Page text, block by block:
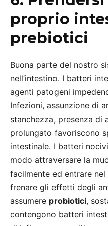
proprio
prebiotici
Buona parte del nostro
nell’intestino. I batteri
agenti patogeni
Infezioni, assunzione di
stanchezza, presenza di
prolungato favoriscono
intestinale. I batteri
modo attraversare la
facilmente ed entrare
frenare gli effetti degli
assumere probiotici,
contengono batteri